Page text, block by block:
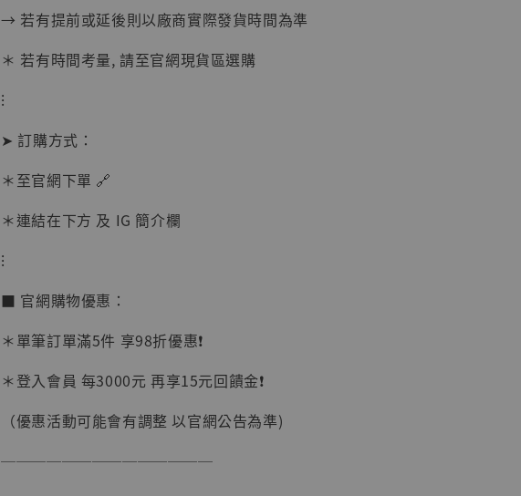
加購優惠【讓子彈飛 鵝城縣長 張麻子 [BK01]】
可動蒐藏人偶 讓子
彈飛 鵝城縣長 張麻
子 [BK01]
NT$ 5,300
-
→ 若有提前或延後則以廠商實際發貨時間為準
＊ 若有時間考量, 請至官網現貨區選購
⁝
➤ 訂購方式：
＊至官網下單 🔗
＊連結在下方 及 IG 簡介欄
⁝
■ 官網購物優惠：
＊單筆訂單滿5件 享98折優惠❗️
＊登入會員 每3000元 再享15元回饋金❗️
（優惠活動可能會有調整 以官網公告為準)
──────────────